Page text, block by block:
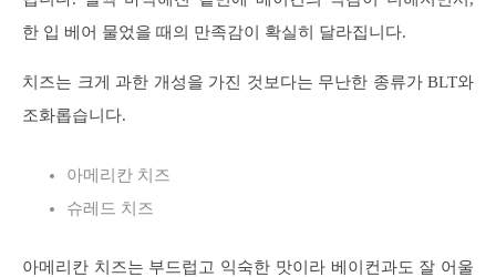
한 입 베어 물었을 때의 만족감이 확실히 달라집니다.
치즈는 크게 과한 개성을 가진 것보다는 무난한 종류가 BLT와
조화롭습니다.
아메리칸 치즈
슈레드 치즈
아메리칸 치즈는 부드럽고 익숙한 맛이라 베이컨과도 잘 어울